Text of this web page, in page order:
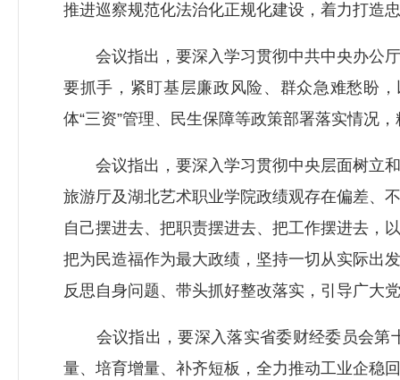
推进巡察规范化法治化正规化建设，着力打造
会议指出，要深入学习贯彻中共中央办公厅
要抓手，紧盯基层廉政风险、群众急难愁盼
体“三资”管理、民生保障等政策部署落实情况
会议指出，要深入学习贯彻中央层面树立和
旅游厅及湖北艺术职业学院政绩观存在偏差、
自己摆进去、把职责摆进去、把工作摆进去，
把为民造福作为最大政绩，坚持一切从实际出
反思自身问题、带头抓好整改落实，引导广大
会议指出，要深入落实省委财经委员会第
量、培育增量、补齐短板，全力推动工业企稳